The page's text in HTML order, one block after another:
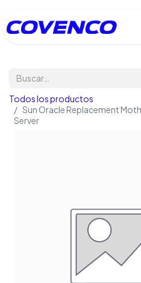
Todos los productos
Sun Oracle Replacement
Server